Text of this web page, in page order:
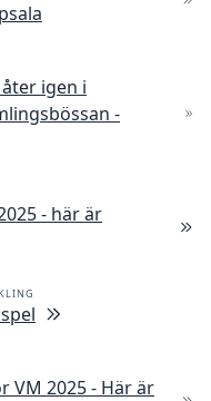
igen i
-
- här är
VM 2025 - Här är